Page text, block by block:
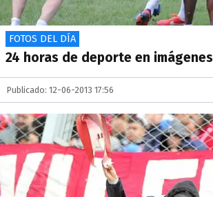
FOTOS DEL DÍA
24 horas de deporte en imágenes
Publicado: 12-06-2013 17:56